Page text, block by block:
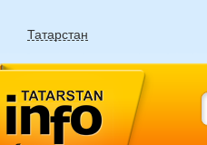
Татарстан